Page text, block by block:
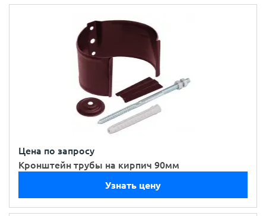
Цена по запросу
Кронштейн трубы на кирпич 90мм
Узнать цену